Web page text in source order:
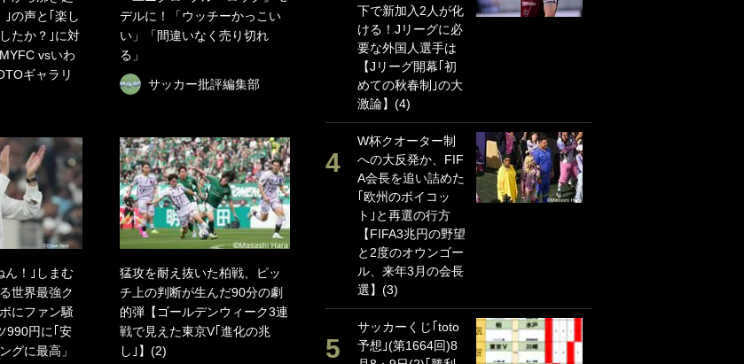
｣の声と｢楽し
たか？｣に対
vsいわ
ギャラリ
デルに！「ウッチーかっこい
い」「間違いなく売り切れ
る」
サッカー批評編集部
ん！｣しまむ
世界最強ク
にファン騒
990円に｢安
グに最高」
猛攻を耐え抜いた柏戦、ピッ
チ上の判断が生んだ90分の劇
的弾【ゴールデンウィーク3連
戦で見えた東京V｢進化の兆
し｣】(2)
下で新加入2人が化
ける！Jリーグに必
要な外国人選手は
【Jリーグ開幕｢初
めての秋春制｣の大
激論】(4)
W杯クオーター制
への大反発か、FIF
A会長を追い詰めた
｢欧州のボイコッ
ト｣と再選の行方
【FIFA3兆円の野望
と2度のオウンゴー
ル、来年3月の会長
選】(3)
サッカーくじ｢toto
予想｣(第1664回)8